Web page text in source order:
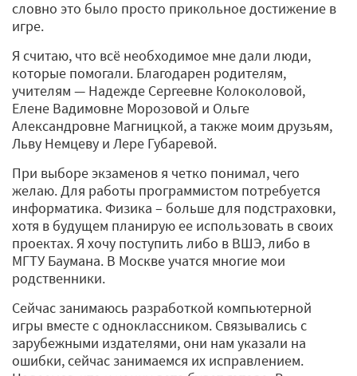
словно это было просто прикольное достижение в
игре.
Я считаю, что всё необходимое мне дали люди,
которые помогали. Благодарен родителям,
учителям — Надежде Сергеевне Колоколовой,
Елене Вадимовне Морозовой и Ольге
Александровне Магницкой, а также моим друзьям,
Льву Немцеву и Лере Губаревой.
При выборе экзаменов я четко понимал, чего
желаю. Для работы программистом потребуется
информатика. Физика – больше для подстраховки,
хотя в будущем планирую ее использовать в своих
проектах. Я хочу поступить либо в ВШЭ, либо в
МГТУ Баумана. В Москве учатся многие мои
родственники.
Сейчас занимаюсь разработкой компьютерной
игры вместе с одноклассником. Связывались с
зарубежными издателями, они нам указали на
ошибки, сейчас занимаемся их исправлением.